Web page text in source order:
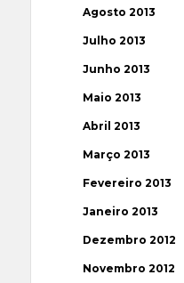
Agosto 2013
Julho 2013
Junho 2013
Maio 2013
Abril 2013
Março 2013
Fevereiro 2013
Janeiro 2013
Dezembro 2012
Novembro 2012